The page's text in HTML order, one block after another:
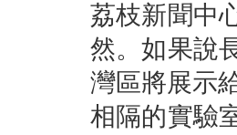
荔枝新聞中
然。如果說
灣區將展示
相隔的實驗